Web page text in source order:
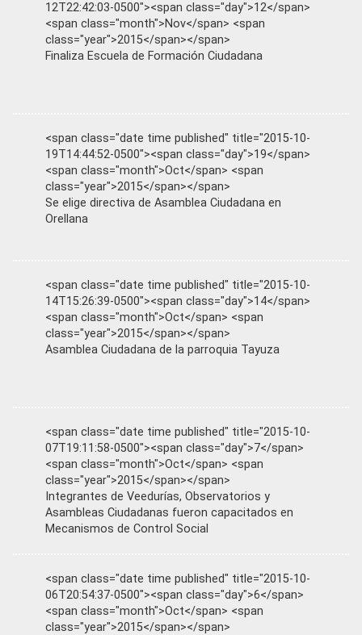
12T22:42:03-0500"><span class="day">12</span>
<span class="month">Nov</span> <span
class="year">2015</span></span>
Finaliza Escuela de Formación Ciudadana
<span class="date time published" title="2015-10-
19T14:44:52-0500"><span class="day">19</span>
<span class="month">Oct</span> <span
class="year">2015</span></span>
Se elige directiva de Asamblea Ciudadana en
Orellana
<span class="date time published" title="2015-10-
14T15:26:39-0500"><span class="day">14</span>
<span class="month">Oct</span> <span
class="year">2015</span></span>
Asamblea Ciudadana de la parroquia Tayuza
<span class="date time published" title="2015-10-
07T19:11:58-0500"><span class="day">7</span>
<span class="month">Oct</span> <span
class="year">2015</span></span>
Integrantes de Veedurías, Observatorios y
Asambleas Ciudadanas fueron capacitados en
Mecanismos de Control Social
<span class="date time published" title="2015-10-
06T20:54:37-0500"><span class="day">6</span>
<span class="month">Oct</span> <span
class="year">2015</span></span>